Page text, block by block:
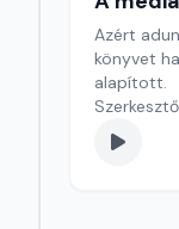
Azért
könyvet
alapított.